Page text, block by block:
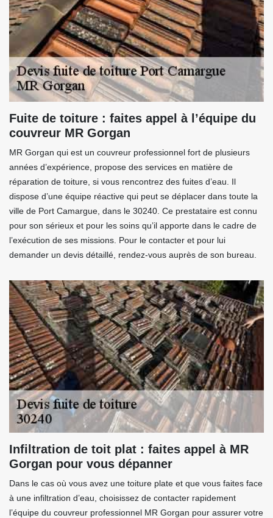
Fuite de toiture : faites appel à l’équipe du
couvreur MR Gorgan
MR Gorgan qui est un couvreur professionnel fort de plusieurs
années d’expérience, propose des services en matière de
réparation de toiture, si vous rencontrez des fuites d’eau. Il
dispose d’une équipe réactive qui peut se déplacer dans toute la
ville de Port Camargue, dans le 30240. Ce prestataire est connu
pour son sérieux et pour les soins qu’il apporte dans le cadre de
l’exécution de ses missions. Pour le contacter et pour lui
demander un devis détaillé, rendez-vous auprès de son bureau.
Infiltration de toit plat : faites appel à MR
Gorgan pour vous dépanner
Dans le cas où vous avez une toiture plate et que vous faites face
à une infiltration d’eau, choisissez de contacter rapidement
l’équipe du couvreur professionnel MR Gorgan pour assurer votre